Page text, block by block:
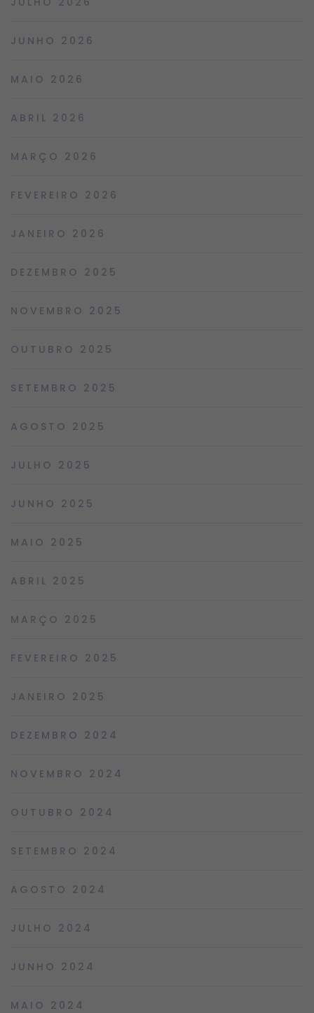
JUNHO 2026
MAIO 2026
ABRIL 2026
MARÇO 2026
FEVEREIRO 2026
JANEIRO 2026
DEZEMBRO 2025
NOVEMBRO 2025
OUTUBRO 2025
SETEMBRO 2025
AGOSTO 2025
JULHO 2025
JUNHO 2025
MAIO 2025
ABRIL 2025
MARÇO 2025
FEVEREIRO 2025
JANEIRO 2025
DEZEMBRO 2024
NOVEMBRO 2024
OUTUBRO 2024
SETEMBRO 2024
AGOSTO 2024
JULHO 2024
JUNHO 2024
MAIO 2024